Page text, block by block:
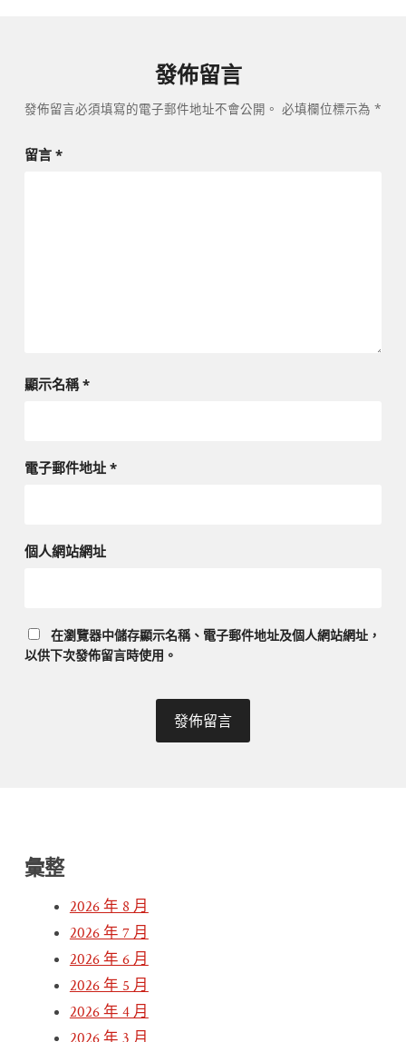
發佈留言
發佈留言必須填寫的電子郵件地址不會公開。 必填欄位標示為 *
留言 *
顯示名稱*
電子郵件地址 *
個人網站網址
在瀏覽器中儲存顯示名稱、電子郵件地址及個人網站網址，
以供下次發佈留言時使用。
彙整
2026 年 8 月
2026 年 7 月
2026 年 6 月
2026 年 5 月
2026 年 4 月